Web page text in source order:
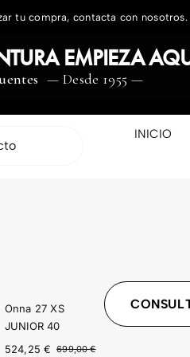
tu compra, contacta con nosotros.
EMPIEZA
— Desde 1955 —
INICIO
Onna 27 XS
JUNIOR 40
699,00€El
524,25€
El